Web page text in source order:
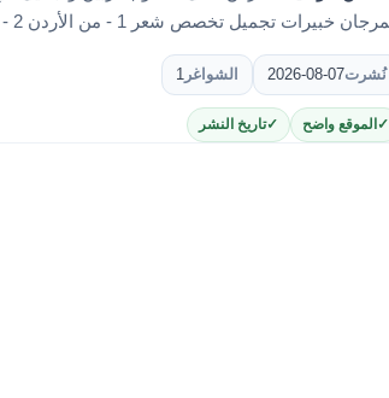
خبيرات تجميل تخصص شعر 1 - من الأردن 2 - كافة الدول العربية
نُشرت2026-08-07 الشواغر 1
الموقع واضح تاريخ النشر